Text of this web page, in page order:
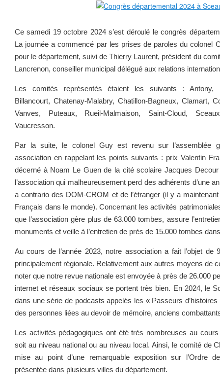
Ce samedi 19 octobre 2024 s’est déroulé le congrès
La journée a commencé par les prises de paroles du colonel
pour le département, suivi de Thierry Laurent, président du
Lancrenon, conseiller municipal délégué aux relations
Les comités représentés étaient les suivants : Antony,
Billancourt, Chatenay-Malabry, Chatillon-Bagneux, Clamart,
Vanves, Puteaux, Rueil-Malmaison, Saint-Cloud,
Vaucresson.
Par la suite, le colonel Guy est revenu sur l’assemblée
association en rappelant les points suivants : prix Valentin
décerné à Noam Le Guen de la cité scolaire Jacques Decour
l’association qui malheureusement perd des adhérents d’une
a contrario des DOM-CROM et de l’étranger (il y a
Français dans le monde). Concernant les activités
que l’association gère plus de 63.000 tombes, assure
monuments et veille à l’entretien de près de 15.000 tombes
Au cours de l’année 2023, notre association a fait l’objet de
principalement régionale. Relativement aux autres moyens de
noter que notre revue nationale est envoyée à près de 26.000
internet et réseaux sociaux se portent très bien. En 2024, le
dans une série de podcasts appelés les « Passeurs d’histoires
des personnes liées au devoir de mémoire, anciens
Les activités pédagogiques ont été très nombreuses au
soit au niveau national ou au niveau local. Ainsi, le comité de
mise au point d’une remarquable exposition sur l’Ordre
présentée dans plusieurs villes du département.